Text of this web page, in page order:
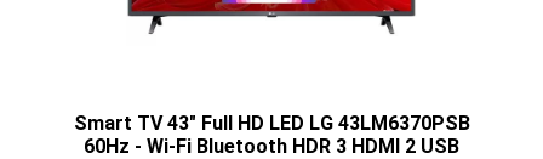
Smart TV 43" Full HD LED LG 43LM6370PSB
60Hz - Wi-Fi Bluetooth HDR 3 HDMI 2 USB